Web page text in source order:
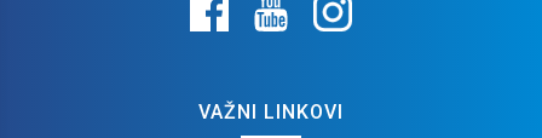
VAŽNI LINKOVI